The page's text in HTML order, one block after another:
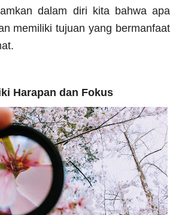
dalam diri kita bahwa apa
memiliki tujuan yang bermanfaat
Harapan dan Fokus